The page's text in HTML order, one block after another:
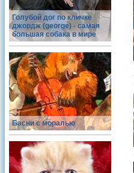
Голубой дог по кличке
джордж (george) - самая
большая собака в мире
Басни с моралью